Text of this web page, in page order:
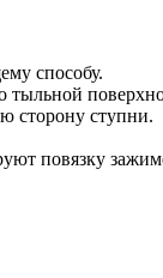
способу.
сторону ступни.
повязку